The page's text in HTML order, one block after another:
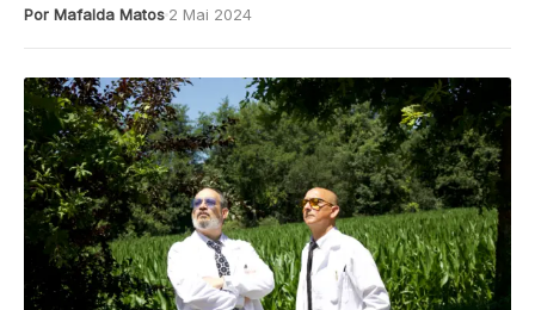
Por Mafalda Matos 2 Mai 2024